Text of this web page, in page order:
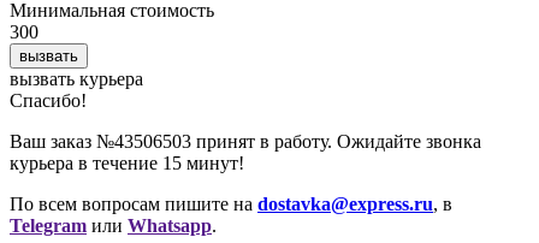
Минимальная стоимость
300
вызвать
вызвать курьера
Cпасибо!
Ваш заказ №43506503 принят в работу. Ожидайте звонка
курьера в течение 15 минут!
По всем вопросам пишите на dostavka@express.ru, в
Telegram или Whatsapp.